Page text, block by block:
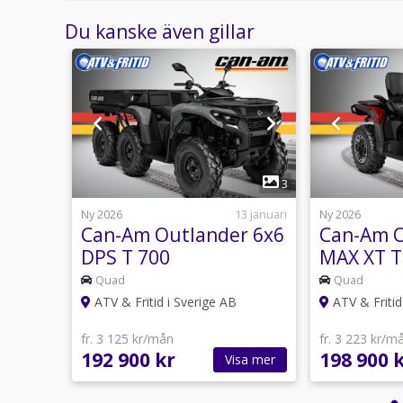
ATV & Fritid har fordon i både Söderköping och
Vi samarbetar med flera finansbolag och kan
Varmt välkomna in till våra butiker!
Virkesgatan 5
Brandholmsvägen 66
Fyrhjuling, 4-hjuling, ATV, UTV,
Offroad, 4x4, Utility, Sport, Arbete, Jakt, Gård,
Tillbehör, Säkerhet, Bensin, Elektrisk, Begagnad,
Honda, Kawasaki, CFMOTO, TGB, Linhai, Goes,
RZR, Outlander, Traxter, Maverick, UForce,
Östergötland, Linköping, Norrköping,
Du kanske även gillar
1
3
Ny 2026
13 januari
Can-Am Outlander 6x6
DPS T 700
Quad
ATV & Fritid i Sverige AB
fr. 3 125 kr/mån
192 900 kr Visa mer
Ny 2026
Can-Am
MAX XT
Quad
ATV &
fr. 3 223 kr/
198 900